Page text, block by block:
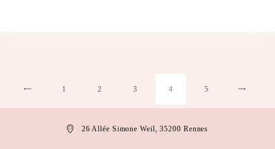
1 2 3 4 5
26 Allée Simone Weil, 35200 Rennes